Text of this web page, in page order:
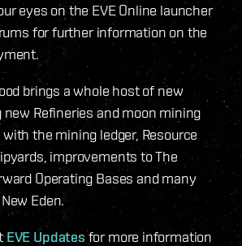
eyes on the EVE Online launcher
for further information on the
brings a whole host of new
Refineries and moon mining
the mining ledger, Resource
improvements to The
Operating Bases and many
Eden.
EVE Updatesfor more information